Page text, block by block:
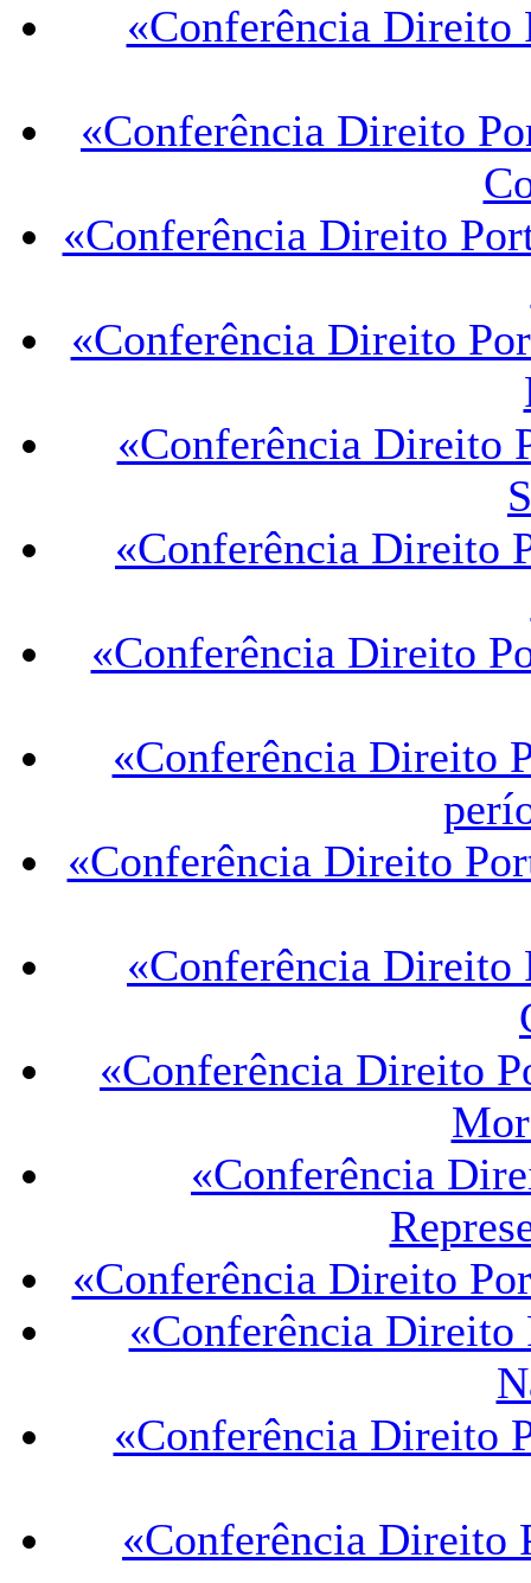
«Conferência
«Conferência Direito
«Conferência Direito
«Conferência Direito
«Conferência Direito
«Conferência Direito
«Conferência Direito
«Conferência Direito
«Conferência Direito
«Conferência
«Conferência Direito
«Conferência
«Conferência Direito
«Conferência
«Conferência Direito
«Conferência Direito